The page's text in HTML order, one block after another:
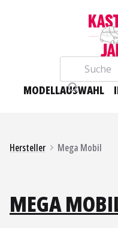
Suche
MODELLAUSWAHL
Hersteller Mega Mobil
MEGA